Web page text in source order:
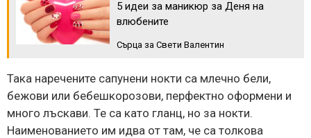
5 идеи за маникюр за Деня на
влюбените
Сърца за Свети Валентин
Така наречените сапунени нокти са млечно бели,
бежови или бебешкорозови, перфектно оформени и
много лъскави. Те са като гланц, но за нокти.
Наименованието им идва от там, че са толкова